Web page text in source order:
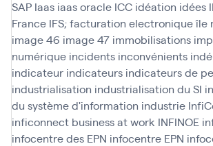
SAP Iaas iaas oracle ICC idéation idées
France IFS; facturation electroniqueîle
image 46 image 47 immobilisations
numérique incidents inconvénients
indicateur indicateurs indicateurs de
industrialisation industrialisation du SI
du système d'information industrie
inficonnect business at work INFINOE
infocentre des EPN infocentre EPN